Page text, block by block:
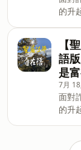
凌躒諸方。 ● 弘
世。 ● 與憨山德清禪師的情誼。 ● 刻大
藏經方冊。 ● 因
－
十五
究，
到
教育
來的
後，
一個
陪伴的老師。
課；
種活
生命中
的升
盜
足自己
聖嚴
這世
摘下
得住
醒大
欲望
量
【
語
是
7月
面對
的升
足自己